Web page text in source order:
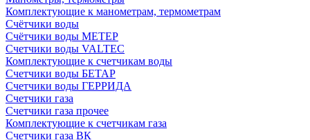
Комплектующие к манометрам, термометрам
Счётчики воды
Счётчики воды МЕТЕР
Счетчики воды VALTEC
Комплектующие к счетчикам воды
Счетчики воды БЕТАР
Счетчики воды ГЕРРИДА
Счетчики газа
Счетчики газа прочее
Комплектующие к счетчикам газа
Счетчики газа ВК